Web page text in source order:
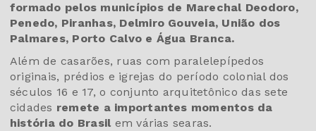
formado pelos municípios de Marechal Deodoro,
Penedo, Piranhas, Delmiro Gouveia, União dos
Palmares, Porto Calvo e Água Branca.
Além de casarões, ruas com paralelepípedos
originais, prédios e igrejas do período colonial dos
séculos 16 e 17, o conjunto arquitetônico das sete
cidades remete a importantes momentos da
história do Brasilem várias searas.